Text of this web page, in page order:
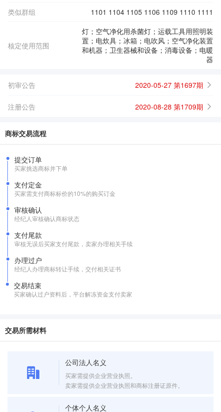
类似群组
1101 1104 1105 1106 1109 1110 1111
核定使用范围
灯；空气净化用杀菌灯；运载工具用照明装
置；电炊具；冰箱；电吹风；空气净化装置
和机器；卫生器械和设备；消毒设备；电暖
器
初审公告 2020-05-27 第1697期
注册公告 2020-08-28 第1709期
商标交易流程
提交订单
买家挑选商标并下单
支付定金
买家需支付商标标价的10%的购买订金
审核确认
经纪人审核确认商标状态
支付尾款
审核无误后买家支付尾款，卖家办理相关手续
办理过户
经纪人办理商标转让手续，交付相关证书
交易结束
买家确认过户资料后，平台解冻资金支付卖家
交易所需材料
公司法人名义
买家需提供企业营业执照。
卖家需提供企业营业执照和商标注册证原件。
个体个人名义